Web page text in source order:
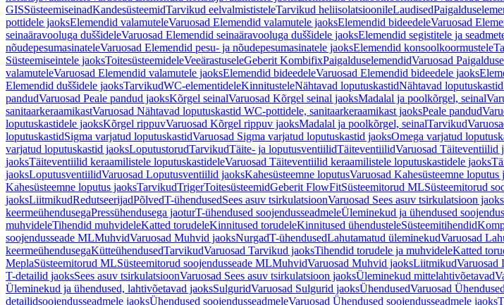
GISSüsteemiseinadKandesüsteemidTarvikud eelvalmististeleTarvikud heliisolatsioonileLaudised
pottidele jaoksElemendid valamuteleVaruosad Elemendid valamutele jaoksElemendid bideedeleVaruosad
seinaäravooluga duššideleVaruosad Elemendid seinaäravooluga duššidele jaoksElemendid segistitele ja
nõudepesumasinateleVaruosad Elemendid pesu- ja nõudepesumasinatele jaoksElemendid konsoolkoormustele
Süsteemiseintele jaoksToitesüsteemideleVeeärastuseleGeberit KombifixPaigalduselemendidVaruosad
valamuteleVaruosad Elemendid valamutele jaoksElemendid bideedeleVaruosad Elemendid bideedele jaoks
Elemendid duššidele jaoksTarvikudWC-elementideleKinnitusteleNähtavad loputuskastidNähtavad
pandudVaruosad Peale pandud jaoksKõrgel seinalVaruosad Kõrgel seinal jaoksMadalal ja poolkõrgel, seinal
sanitaarkeraamikastVaruosad Nähtavad loputuskastid WC-pottidele, sanitaarkeraamikast jaoksPeale pandud
loputuskastidele jaoksKõrgel rippuvVaruosad Kõrgel rippuv jaoksMadalal ja poolkõrgel, seinalTarvikud
loputuskastidSigma varjatud loputuskastidVaruosad Sigma varjatud loputuskastid jaoksOmega varjatud
varjatud loputuskastid jaoksLoputustorudTarvikudTäite- ja loputusventiilidTäiteventiilidVaruosad Täiteventiilid
jaoksTäiteventiilid keraamilistele loputuskastideleVaruosad Täiteventiilid keraamilistele loputuskastidele jaoks
jaoksLoputusventiilidVaruosad Loputusventiilid jaoksKahesüsteemne loputusVaruosad Kahesüsteemne loputus
Kahesüsteemne loputus jaoksTarvikudTrigerToitesüsteemidGeberit FlowFitSüsteemitorud MLSüsteemitorud
jaoksLiitmikudRedutseerijadPõlvedT-ühendusedSees asuv tsirkulatsioonVaruosad Sees asuv tsirkulatsioon jaoks
keermeühendusegaPressühendusega jaoturT-ühendused soojendusseadmeleÜleminekud ja ühendused
muhvideleTihendid muhvideleKatted torudeleKinnitused torudeleKinnitused ühendusteleSüsteemitihendid
soojendusseade MLMuhvidVaruosad Muhvid jaoksNurgadT-ühendusedLahutamatud üleminekudVaruosad
keermeühendusegaKütteühendusedTarvikudVaruosad Tarvikud jaoksTihendid torudele ja muhvideleKatted
MeplaSüsteemitorud MLSüsteemitorud soojendusseade MLMuhvidVaruosad Muhvid jaoksLiitmikudVaruosad
T-detailid jaoksSees asuv tsirkulatsioonVaruosad Sees asuv tsirkulatsioon jaoksÜleminekud mittelahtivõetavad
Üleminekud ja ühendused, lahtivõetavad jaoksSulguridVaruosad Sulgurid jaoksÜhendusedVaruosad
detailidsoojendusseadmele jaoksÜhendused soojendusseadmeleVaruosad Ühendused soojendusseadmele jaoks